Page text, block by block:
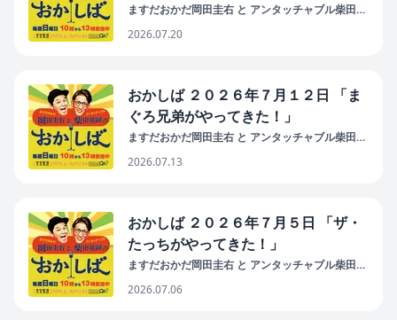
ますだおかだ岡田圭右 と アンタッチャブル柴田英
2026.07.20
おかしば ２０２６年７月１２日 「ま
ぐろ兄弟がやってきた！」
ますだおかだ岡田圭右 と アンタッチャブル柴田英
2026.07.13
おかしば ２０２６年７月５日 「ザ・
たっちがやってきた！」
ますだおかだ岡田圭右 と アンタッチャブル柴田英
2026.07.06